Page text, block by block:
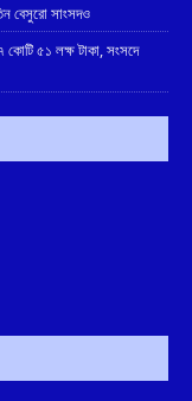
বেসুরো সাংসদও
কোটি ৫১ লক্ষ টাকা, সংসদে